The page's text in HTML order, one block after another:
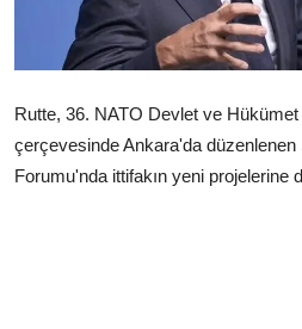
Rutte, 36.⁠ ⁠NATO Devlet ve
çerçevesinde Ankara'da
Forumu'nda ittifakın yeni projelerine